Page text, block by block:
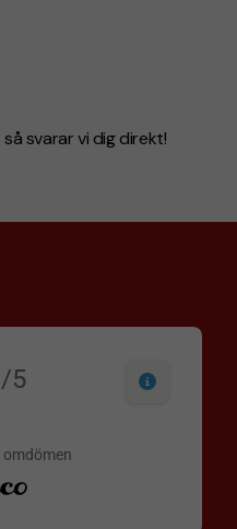
svarar vi dig direkt!